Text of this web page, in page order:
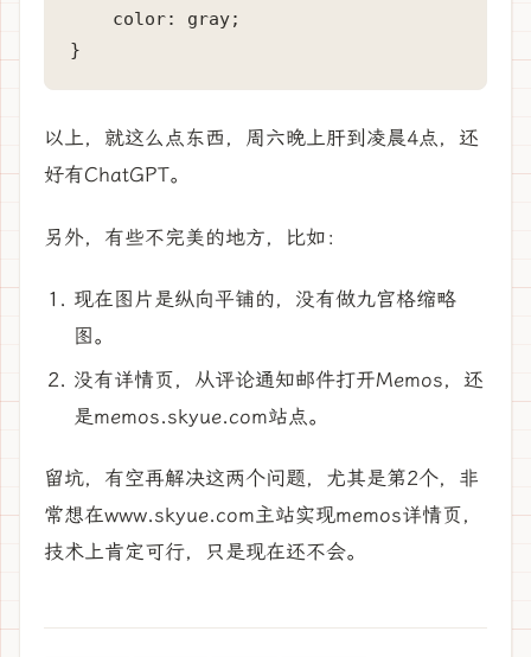
    color: gray;
}
以上，就这么点东西，周六晚上肝到凌晨4点，还
好有ChatGPT。
另外，有些不完美的地方，比如：
现在图片是纵向平铺的，没有做九宫格缩略
图。
没有详情页，从评论通知邮件打开Memos，还
是memos.skyue.com站点。
留坑，有空再解决这两个问题，尤其是第2个，非
常想在www.skyue.com主站实现memos详情页，
技术上肯定可行，只是现在还不会。